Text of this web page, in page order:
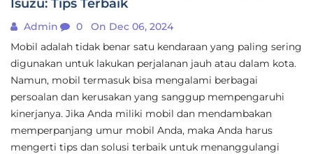
Isuzu: Tips Terbaik
Admin 0
On Dec 06, 2024
Mobil adalah tidak benar satu kendaraan yang paling sering
digunakan untuk lakukan perjalanan jauh atau dalam kota.
Namun, mobil termasuk bisa mengalami berbagai
persoalan dan kerusakan yang sanggup mempengaruhi
kinerjanya. Jika Anda miliki mobil dan mendambakan
memperpanjang umur mobil Anda, maka Anda harus
mengerti tips dan solusi terbaik untuk menanggulangi